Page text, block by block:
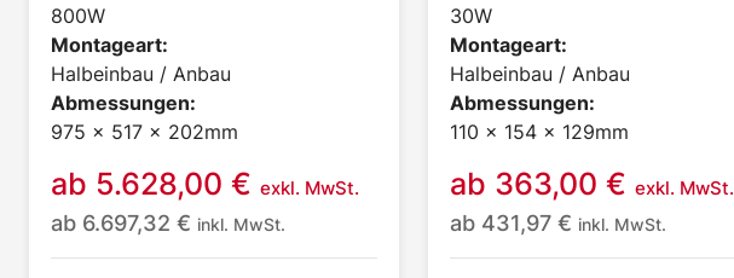
800W
Montageart:
Halbeinbau / Anbau
Abmessungen:
975 x 517 x 202mm
ab 5.628,00 € exkl. MwSt.
ab 6.697,32 € inkl. MwSt.
30W
Montageart:
Halbeinbau / Anbau
Abmessungen:
110 x 154 x 129mm
ab 363,00 € exkl. MwSt.
ab 431,97 € inkl. MwSt.